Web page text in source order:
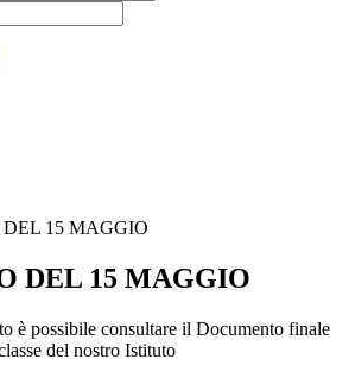
15 MAGGIO
DEL 15 MAGGIO
è possibile consultare il Documento finale
del nostro Istituto